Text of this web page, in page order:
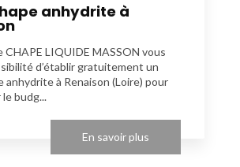
anhydrite à
CHAPE LIQUIDE MASSON vous
d’établir gratuitement un
anhydrite à Renaison (Loire) pour
budg...
En savoir plus